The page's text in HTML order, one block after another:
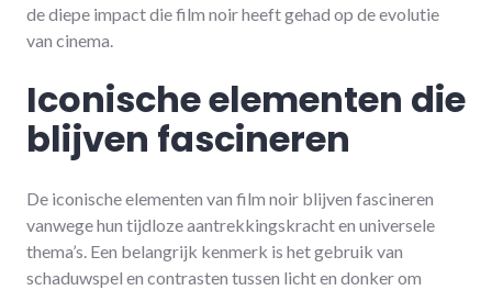
de diepe impact die film noir heeft gehad op de evolutie
van cinema.
Iconische elementen die
blijven fascineren
De iconische elementen van film noir blijven fascineren
vanwege hun tijdloze aantrekkingskracht en universele
thema’s. Een belangrijk kenmerk is het gebruik van
schaduwspel en contrasten tussen licht en donker om